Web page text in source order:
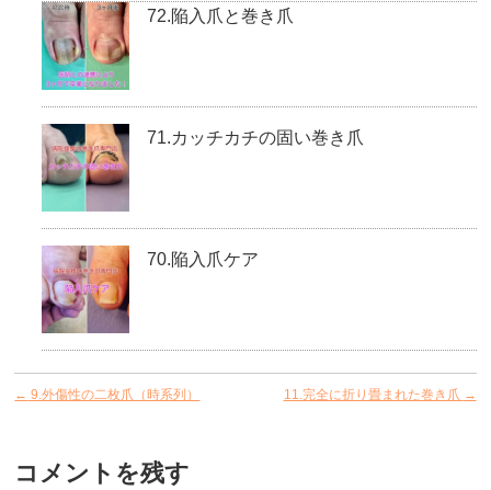
72.陥入爪と巻き爪
71.カッチカチの固い巻き爪
70.陥入爪ケア
← 9.外傷性の二枚爪（時系列） 11.完全に折り畳まれた巻き爪 →
コメントを残す